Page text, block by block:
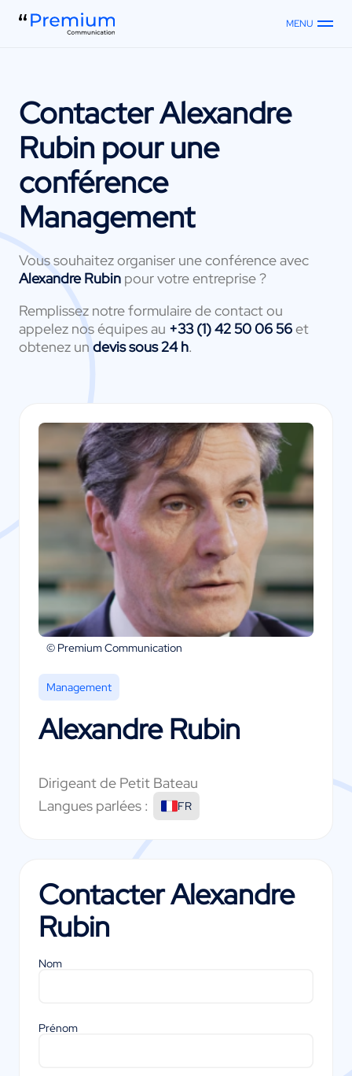
MENU
ContacterAlexandre
Rubinpour une
conférence
Management
Vous souhaitez organiser une conférence avec
Alexandre Rubin pour votre entreprise ?
Remplissez notre formulaire de contact ou
appelez nos équipes au +33 (1) 42 50 06 56et
obtenez un devis sous 24 h.
© Premium Communication
Management
Alexandre Rubin
Dirigeant de Petit Bateau
Langues parlées :
FR
ContacterAlexandre
Rubin
Nom
Prénom